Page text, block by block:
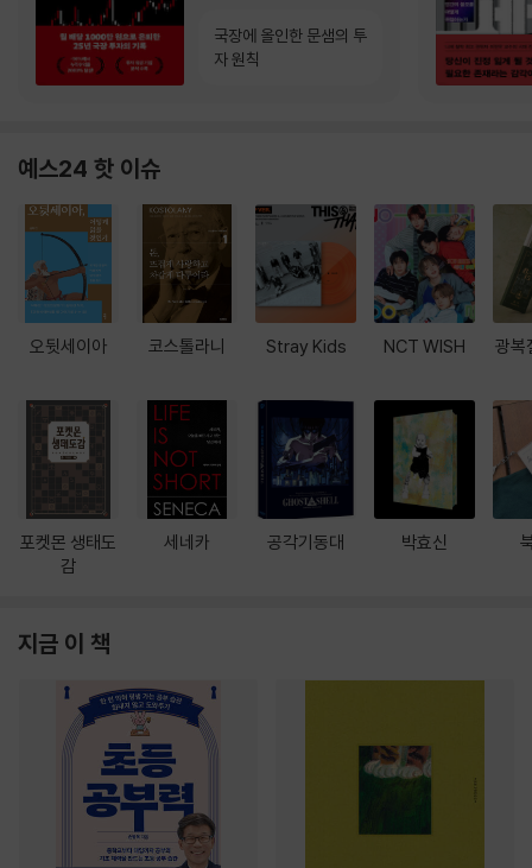
국장에 올인한 문샘의 투
자 원칙
예스24 핫 이슈
오뒷세이아
포켓몬 생태도
감
코스톨라니
세네카
Stray Kids
공각기동대
NCT WISH
박효신
광복
지금 이 책